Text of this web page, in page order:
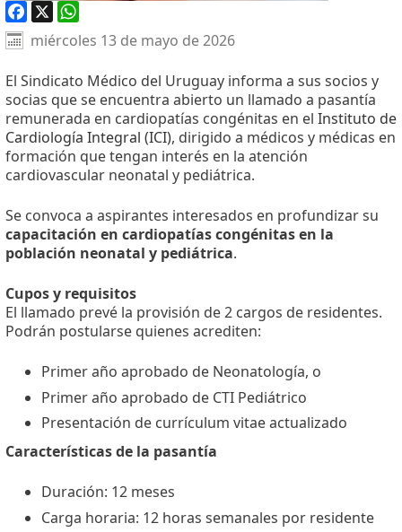
Facebook
X WhatsApp
miércoles 13 de mayo de 2026
El Sindicato Médico del Uruguay informa a sus socios y
socias que se encuentra abierto un llamado a pasantía
remunerada en cardiopatías congénitas en el Instituto de
Cardiología Integral (ICI), dirigido a médicos y médicas en
formación que tengan interés en la atención
cardiovascular neonatal y pediátrica.
Se convoca a aspirantes interesados en profundizar su
capacitación en cardiopatías congénitas en la
población neonatal y pediátrica.
Cupos y requisitos
El llamado prevé la provisión de 2 cargos de residentes.
Podrán postularse quienes acrediten:
Primer año aprobado de Neonatología, o
Primer año aprobado de CTI Pediátrico
Presentación de currículum vitae actualizado
Características de la pasantía
Duración: 12 meses
Carga horaria: 12 horas semanales por residente